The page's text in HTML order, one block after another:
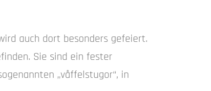
auch dort besonders gefeiert.
Sie sind ein fester
„våffelstugor“, in